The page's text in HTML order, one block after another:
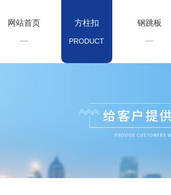
网站首页 方柱扣
PRODUCT
钢跳板